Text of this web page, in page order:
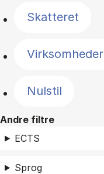
Skatteret
Virksomheder
Nulstil
Andre filtre
ECTS
Sprog